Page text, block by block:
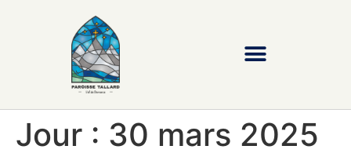
Jour : 30 mars 2025